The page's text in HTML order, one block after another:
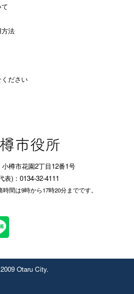
法
ださい
小樽市花園2丁目12番1号
表)：0134-32-4111
間は9時から17時20分までです。
Otaru City.